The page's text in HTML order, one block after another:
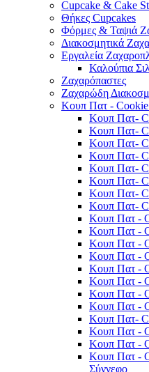
Cupcake & Cake
Θήκες Cupcakes
Φόρμες & Ταψιά
Διακοσμητικά
Εργαλεία
Καλούπια
Ζαχαρόπαστες
Ζαχαρώδη
Κουπ Πατ - Cookie
Κουπ Πατ-
Κουπ Πατ-
Κουπ Πατ-
Κουπ Πατ-
Κουπ Πατ-
Κουπ Πατ-
Κουπ Πατ-
Κουπ Πατ-
Κουπ Πατ -
Κουπ Πατ -
Κουπ Πατ -
Κουπ Πατ -
Κουπ Πατ -
Κουπ Πατ -
Κουπ Πατ -
Κουπ Πατ -
Κουπ Πατ-
Κουπ Πατ -
Κουπ Πατ -
Κουπ Πατ -
Σύννεφο